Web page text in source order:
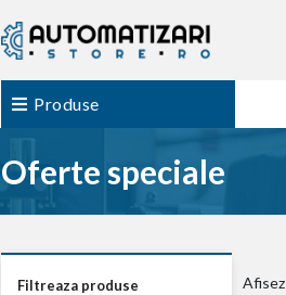
Produse
Oferte speciale
Filtreaza produse Afisez